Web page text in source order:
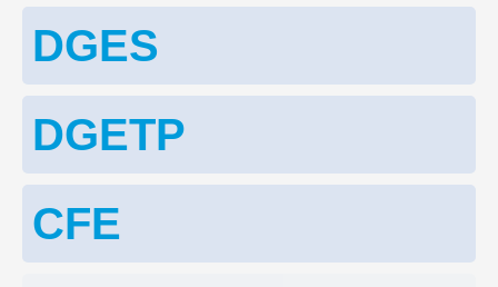
DGES
DGETP
CFE